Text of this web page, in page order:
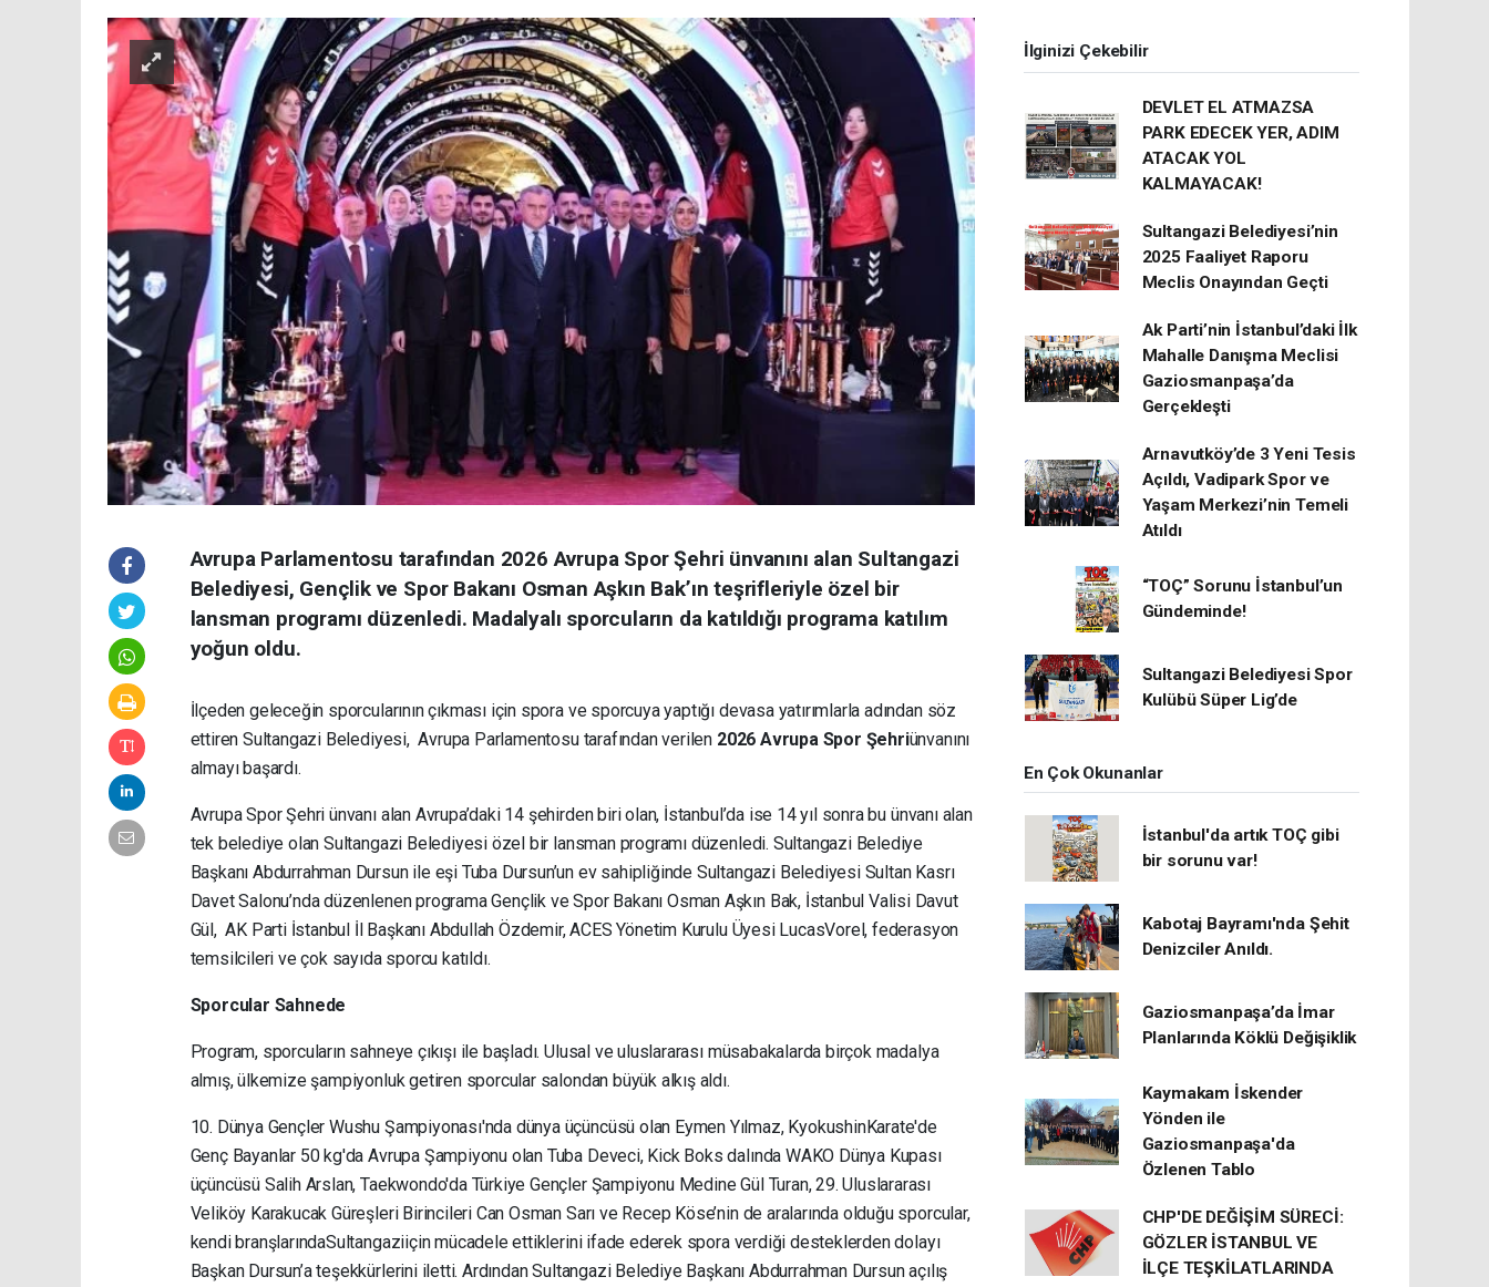
Avrupa Parlamentosu tarafından 2026 Avrupa Spor Şehri ünvanını alan Sultangazi
Belediyesi, Gençlik ve Spor Bakanı Osman Aşkın Bak’ın teşrifleriyle özel bir
lansman programı düzenledi. Madalyalı sporcuların da katıldığı programa katılım
yoğun oldu.
İlçeden geleceğin sporcularının çıkması için spora ve sporcuya yaptığı devasa yatırımlarla adından söz
ettiren Sultangazi Belediyesi, Avrupa Parlamentosu tarafından verilen 2026 Avrupa Spor Şehriünvanını
almayı başardı.
Avrupa Spor Şehri ünvanı alan Avrupa’daki 14 şehirden biri olan, İstanbul’da ise 14 yıl sonra bu ünvanı alan
tek belediye olan Sultangazi Belediyesi özel bir lansman programı düzenledi. Sultangazi Belediye
Başkanı Abdurrahman Dursun ile eşi Tuba Dursun’un ev sahipliğinde Sultangazi Belediyesi Sultan Kasrı
Davet Salonu’nda düzenlenen programa Gençlik ve Spor Bakanı Osman Aşkın Bak, İstanbul Valisi Davut
Gül, AK Parti İstanbul İl Başkanı Abdullah Özdemir, ACES Yönetim Kurulu Üyesi LucasVorel, federasyon
temsilcileri ve çok sayıda sporcu katıldı.
Sporcular Sahnede
Program, sporcuların sahneye çıkışı ile başladı. Ulusal ve uluslararası müsabakalarda birçok madalya
almış, ülkemize şampiyonluk getiren sporcular salondan büyük alkış aldı.
10. Dünya Gençler Wushu Şampiyonası'nda dünya üçüncüsü olan Eymen Yılmaz, KyokushinKarate'de
Genç Bayanlar 50 kg'da Avrupa Şampiyonu olan Tuba Deveci, Kick Boks dalında WAKO Dünya Kupası
üçüncüsü Salih Arslan, Taekwondo'da Türkiye Gençler Şampiyonu Medine Gül Turan, 29. Uluslararası
Veliköy Karakucak Güreşleri Birincileri Can Osman Sarı ve Recep Köse’nin de aralarında olduğu sporcular,
kendi branşlarındaSultangaziiçin mücadele ettiklerini ifade ederek spora verdiği desteklerden dolayı
Başkan Dursun’a teşekkürlerini iletti. Ardından Sultangazi Belediye Başkanı Abdurrahman Dursun açılış
İlginizi Çekebilir
DEVLET EL ATMAZSA
PARK EDECEK YER, ADIM
ATACAK YOL
KALMAYACAK!
Sultangazi Belediyesi’nin
2025 Faaliyet Raporu
Meclis Onayından Geçti
Ak Parti’nin İstanbul’daki İlk
Mahalle Danışma Meclisi
Gaziosmanpaşa’da
Gerçekleşti
Arnavutköy’de 3 Yeni Tesis
Açıldı, Vadipark Spor ve
Yaşam Merkezi’nin Temeli
Atıldı
“TOÇ” Sorunu İstanbul’un
Gündeminde!
Sultangazi Belediyesi Spor
Kulübü Süper Lig’de
En Çok Okunanlar
İstanbul'da artık TOÇ gibi
bir sorunu var!
Kabotaj Bayramı'nda Şehit
Denizciler Anıldı.
Gaziosmanpaşa’da İmar
Planlarında Köklü Değişiklik
Kaymakam İskender
Yönden ile
Gaziosmanpaşa'da
Özlenen Tablo
CHP'DE DEĞİŞİM SÜRECİ:
GÖZLER İSTANBUL VE
İLÇE TEŞKİLATLARINDA